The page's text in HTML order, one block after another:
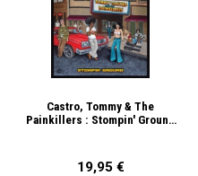
Castro, Tommy & The
Painkillers : Stompin' Ground
19,95 €